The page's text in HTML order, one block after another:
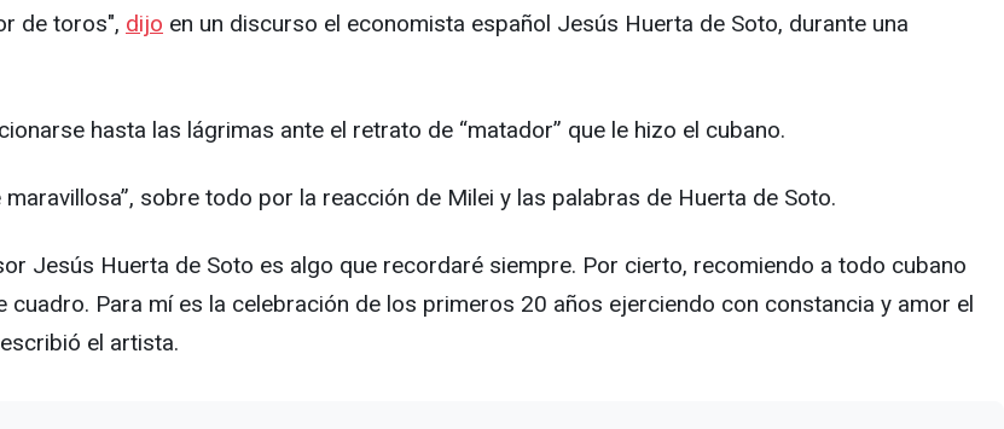
de toros", dijo en un discurso el economista español Jesús Huerta de Soto, durante una
hasta las lágrimas ante el retrato de “matador” que le hizo el cubano.
maravillosa”, sobre todo por la reacción de Milei y las palabras de Huerta de Soto.
Jesús Huerta de Soto es algo que recordaré siempre. Por cierto, recomiendo a todo cubano
Para mí es la celebración de los primeros 20 años ejerciendo con constancia y amor el
el artista.